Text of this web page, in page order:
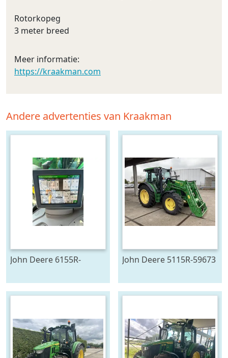
Rotorkopeg
3 meter breed
Meer informatie:
https://kraakman.com
Andere advertenties van Kraakman
John Deere 6155R-
John Deere 5115R-59673